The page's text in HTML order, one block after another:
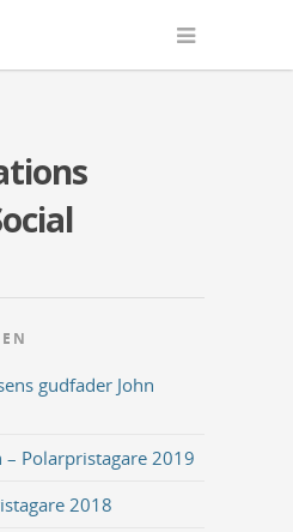
gudfader John
– Polarpristagare 2019
2018